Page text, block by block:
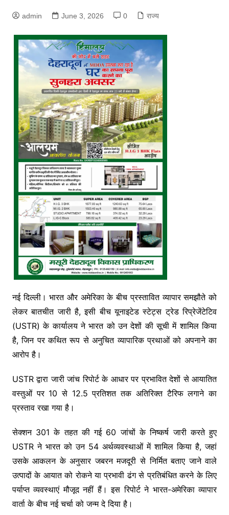
admin June 3, 2026 0 राज्य
नई दिल्ली। भारत और अमेरिका के बीच प्रस्तावित व्यापार समझौते को
लेकर बातचीत जारी है, इसी बीच यूनाइटेड स्टेट्स ट्रेड रिप्रेजेंटेटिव
(USTR) के कार्यालय ने भारत को उन देशों की सूची में शामिल किया
है, जिन पर कथित रूप से अनुचित व्यापारिक प्रथाओं को अपनाने का
आरोप है।
USTR द्वारा जारी जांच रिपोर्ट के आधार पर प्रभावित देशों से आयातित
वस्तुओं पर 10 से 12.5 प्रतिशत तक अतिरिक्त टैरिफ लगाने का
प्रस्ताव रखा गया है।
सेक्शन 301 के तहत की गई 60 जांचों के निष्कर्ष जारी करते हुए
USTR ने भारत को उन 54 अर्थव्यवस्थाओं में शामिल किया है, जहां
उसके आकलन के अनुसार जबरन मजदूरी से निर्मित बताए जाने वाले
उत्पादों के आयात को रोकने या प्रभावी ढंग से प्रतिबंधित करने के लिए
पर्याप्त व्यवस्थाएं मौजूद नहीं हैं। इस रिपोर्ट ने भारत-अमेरिका व्यापार
वार्ता के बीच नई चर्चा को जन्म दे दिया है।